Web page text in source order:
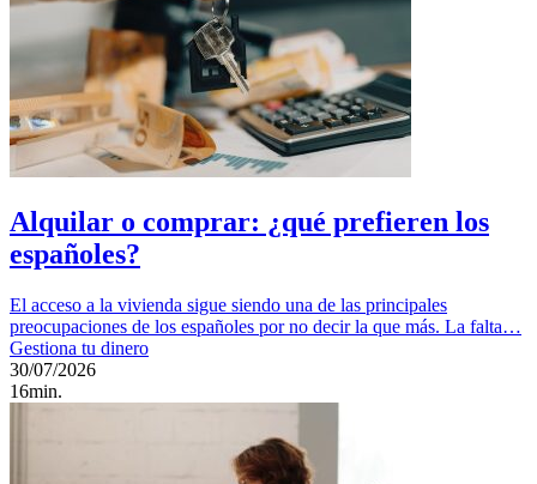
Alquilar o comprar: ¿qué prefieren los
españoles?
El acceso a la vivienda sigue siendo una de las principales
preocupaciones de los españoles por no decir la que más. La falta…
Gestiona tu dinero
30/07/2026
16min.